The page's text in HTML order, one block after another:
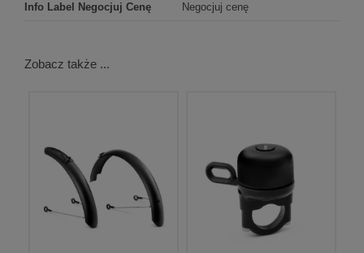
Info Label Negocjuj Cenę Negocjuj cenę
Zobacz także ...